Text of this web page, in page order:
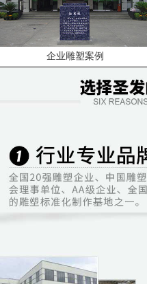
企业雕塑案例